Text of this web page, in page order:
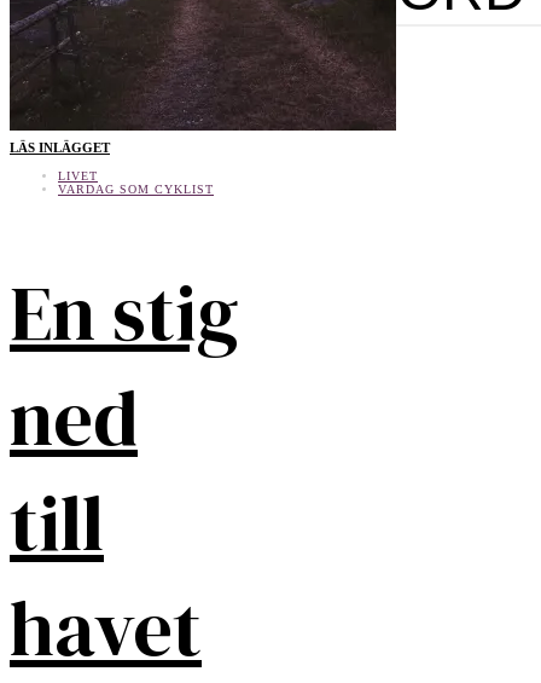
LÄS INLÄGGET
LIVET
VARDAG SOM CYKLIST
En stig
ned
till
havet
SEARCH
Input your search keywords and press Enter.
SHARE THIS SELECTIONTweet LinkedIn